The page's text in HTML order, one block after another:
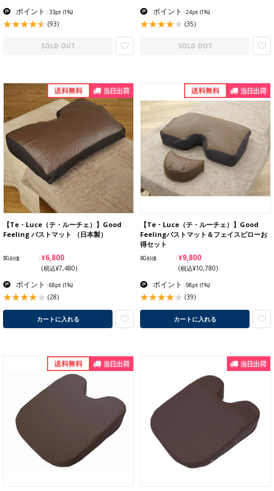
ポイント : 33pt (1%)
(93)
SOLD OUT
ポイント : 24pt (1%)
(35)
SOLD OUT
【Te・Luce（テ・ルーチェ）】Good
Feeling バストマット （日本製）
BG卸価 ¥6,800
(税込¥7,480)
ポイント : 68pt (1%)
(28)
カートに入れる
【Te・Luce（テ・ルーチェ）】Good
Feelingバストマット＆フェイスピローお
得セット
BG卸価 ¥9,800
(税込¥10,780)
ポイント : 98pt (1%)
(39)
カートに入れる